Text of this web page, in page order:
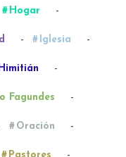
Hogar -
- Iglesia -
-
Fagundes -
Oración -